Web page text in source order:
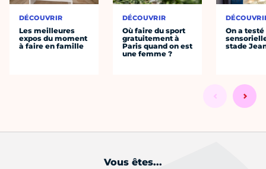
DÉCOUVRIR
Les meilleures
expos du moment
à faire en famille
DÉCOUVRIR
Où faire du sport
gratuitement à
Paris quand on est
une femme ?
On a
stade
Vous êtes...